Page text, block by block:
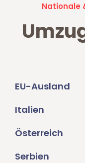
Nationale
EU-Ausland
Italien
Österreich
Serbien